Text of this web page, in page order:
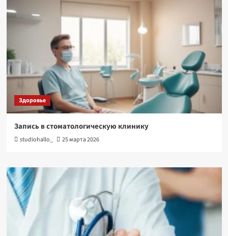
Здоровье
Запись в стоматологическую клинику
studiohallo_ 25 марта 2026